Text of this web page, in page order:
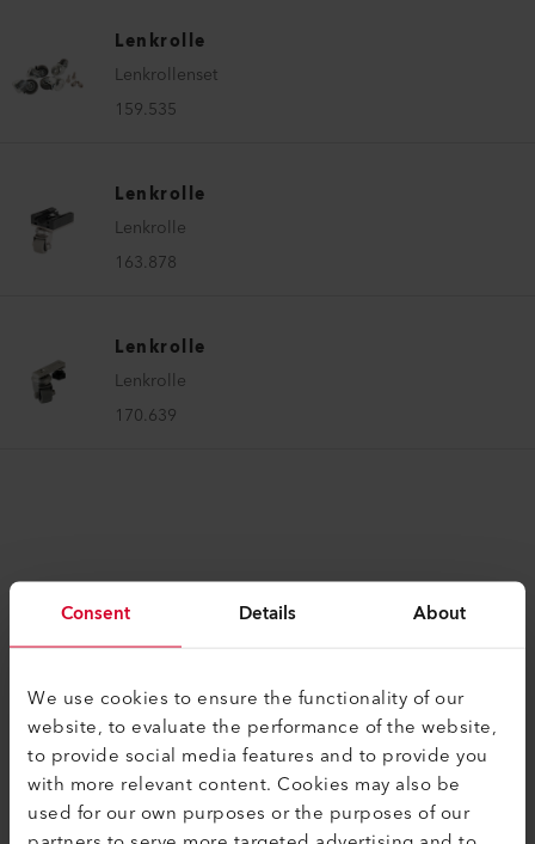
Consent Details About
We use cookies to ensure the functionality of our
website, to evaluate the performance of the website,
to provide social media features and to provide you
with more relevant content. Cookies may also be
used for our own purposes or the purposes of our
Lenkrolle
Lenkrollenset
159.535
Lenkrolle
Lenkrolle
163.878
Lenkrolle
Lenkrolle
170.639
KOMPATIBEL